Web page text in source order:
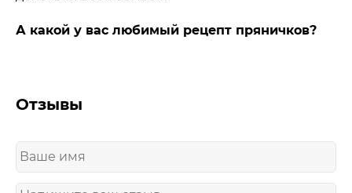
А какой у вас любимый рецепт пряничков?
Отзывы